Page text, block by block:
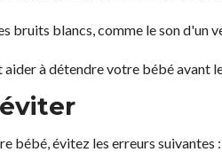
bruits blancs, comme le son d'un
aider à détendre votre bébé avant
bébé, évitez les erreurs suivantes :